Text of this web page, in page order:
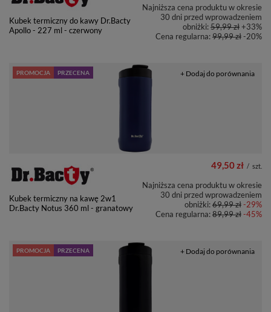
Kubek termiczny do kawy Dr.Bacty
Apollo - 227 ml - czerwony
Najniższa cena produktu w okresie
30 dni przed wprowadzeniem
obniżki:59,99 zł+33%
Cena regularna:99,99 zł-20%
PROMOCJA PRZECENA
Kubek termiczny na kawę 2w1
Dr.Bacty Notus 360 ml - granatowy
49,50 zł / szt.
Najniższa cena produktu w okresie
30 dni przed wprowadzeniem
obniżki:69,99 zł-29%
Cena regularna:89,99 zł-45%
+ Dodaj do porównania
PROMOCJA PRZECENA + Dodaj do porównania